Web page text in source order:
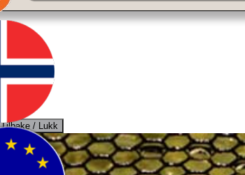
Tilbake / Lukk